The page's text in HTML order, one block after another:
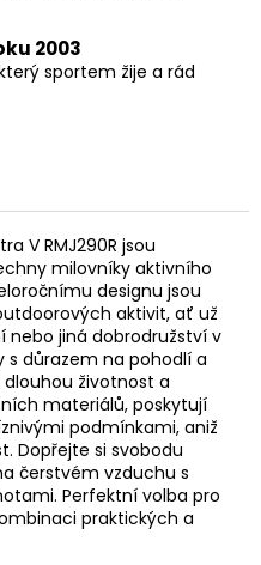
2003
sportem žije a rád
V RMJ290R jsou
milovníky aktivního
designu jsou
aktivit, ať už
nebo jiná dobrodružství v
s důrazem na pohodlí a
životnost a
materiálů, poskytují
podmínkami, aniž
Dopřejte si svobodu
čerstvém vzduchu s
Perfektní volba pro
praktických a